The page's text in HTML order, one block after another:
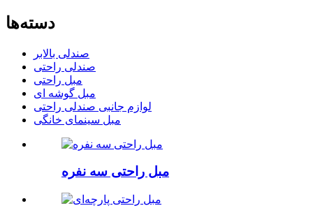
دسته‌ها
صندلی بالابر
صندلی راحتی
مبل راحتی
مبل گوشه ای
لوازم جانبی صندلی راحتی
مبل سینمای خانگی
مبل راحتی سه نفره